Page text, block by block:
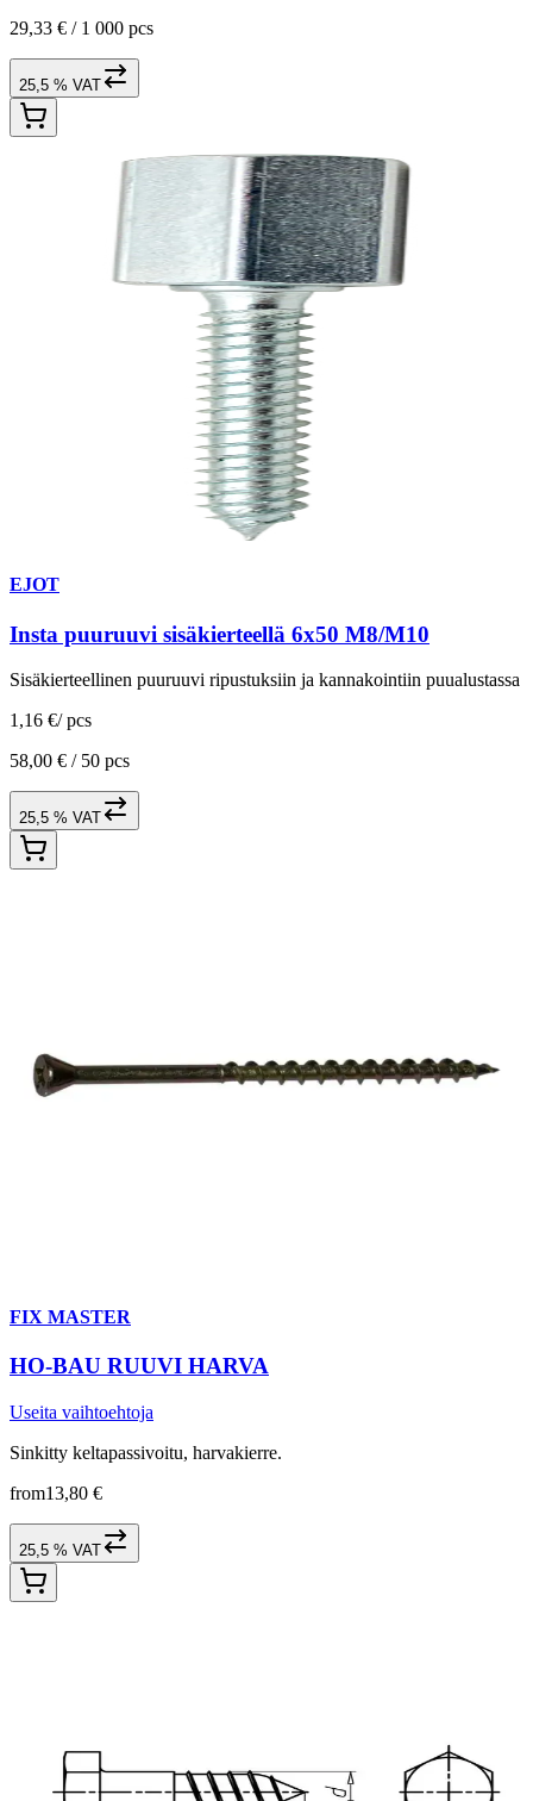
29,33 € / 1 000 pcs
25,5 % VAT
EJOT
Insta puuruuvi sisäkierteellä 6x50 M8/M10
Sisäkierteellinen puuruuvi ripustuksiin ja kannakointiin puualustassa
1,16 €/ pcs
58,00 € / 50 pcs
25,5 % VAT
FIX MASTER
HO-BAU RUUVI HARVA
Useita vaihtoehtoja
Sinkitty keltapassivoitu, harvakierre.
from13,80 €
25,5 % VAT